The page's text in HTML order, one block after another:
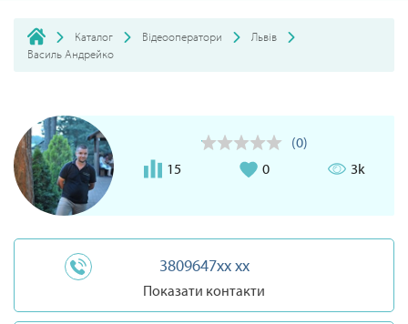
Каталог Відеооператори
Львів
Василь Андрейко
(0)
15
0 3k
3809647xx xx
Показати контакти